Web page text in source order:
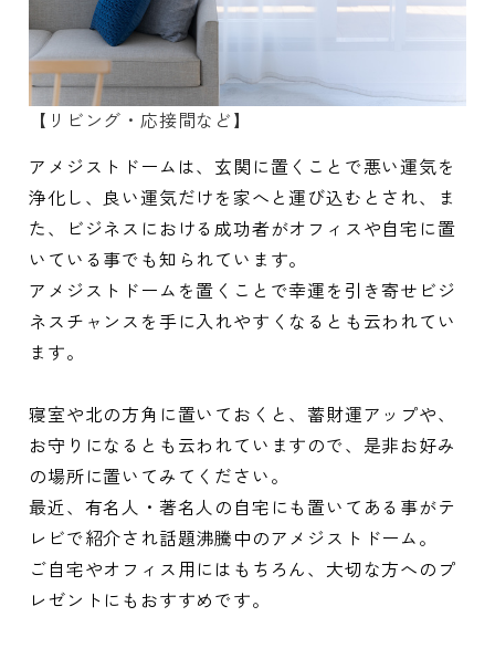
【リビング・応接間など】
アメジストドームは、玄関に置くことで悪い運気を
浄化し、良い運気だけを家へと運び込むとされ、ま
た、ビジネスにおける成功者がオフィスや自宅に置
いている事でも知られています。
アメジストドームを置くことで幸運を引き寄せビジ
ネスチャンスを手に入れやすくなるとも云われてい
ます。
寝室や北の方角に置いておくと、蓄財運アップや、
お守りになるとも云われていますので、是非お好み
の場所に置いてみてください。
最近、有名人・著名人の自宅にも置いてある事がテ
レビで紹介され話題沸騰中のアメジストドーム。
ご自宅やオフィス用にはもちろん、大切な方へのプ
レゼントにもおすすめです。